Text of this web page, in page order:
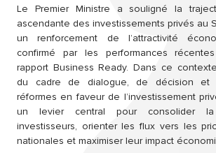
Le Premier Ministre a souligné la
ascendante des investissements privés au
un renforcement de l’attractivité
confirmé par les performances
rapport Business Ready. Dans ce
du cadre de dialogue, de décision et
réformes en faveur de l’investissement
un levier central pour consolider
investisseurs, orienter les flux vers les
nationales et maximiser leur impact